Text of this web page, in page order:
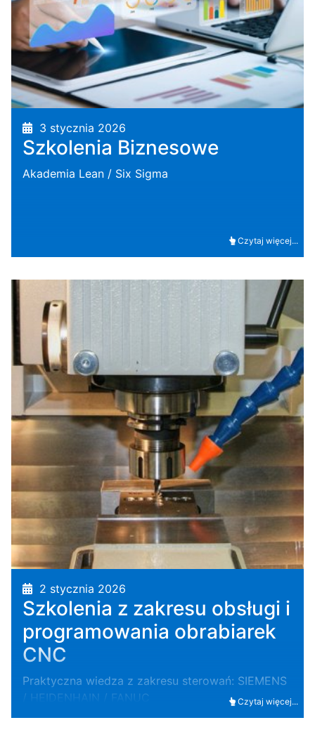
3 stycznia 2026
Szkolenia Biznesowe
Akademia Lean / Six Sigma
Czytaj więcej...
2 stycznia 2026
Szkolenia z zakresu obsługi i
programowania obrabiarek
CNC
Praktyczna wiedza z zakresu sterowań: SIEMENS
/ HEIDENHAIN / FANUC
Czytaj więcej...